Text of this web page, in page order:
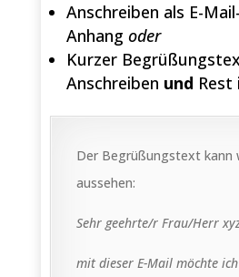
Anschreiben als E-
Anhang oder
Kurzer
Anschreiben und Rest
Der Begrüßungstext kann
aussehen:
Sehr geehrte/r Frau/Herr
mit dieser E-Mail möchte